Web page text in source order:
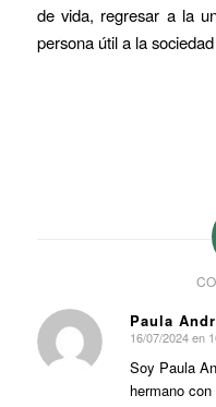
de vida, regresar a la
persona útil a la
Paula
Dice:
16/07/2024 en
Soy Paula
hermano